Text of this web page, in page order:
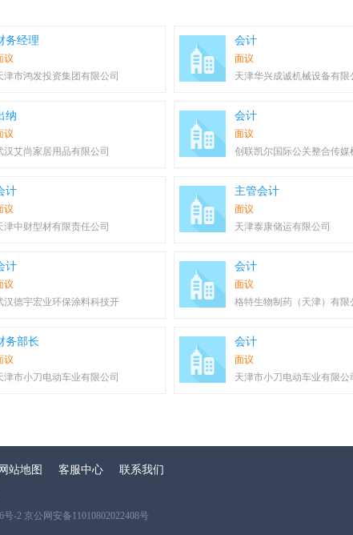
务经理
议
津市鸿发投资集团有限公司
会计
面议
天津华兴成诚机械设备有限
纳
议
汉艾尚家居用品有限公司
会计
面议
创联凯尔国际公关整合传媒
计
议
津中财型材有限责任公司
主管会计
面议
天津泰康储运有限公司
计
议
汉德宇宏业环保涂料科技开
会计
面议
格特生物制药（天津）有限
务部长
议
津市小刀电动车业有限公司
会计
面议
天津市小刀电动车业有限公
网站地图 客服中心 联系我们
号-2 京公网安备11010802022408号